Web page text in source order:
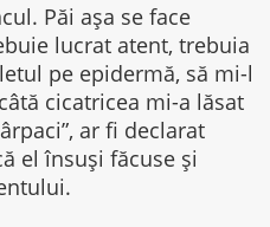
Păi așa se face
lucrat atent, trebuia
pe epidermă, să mi-l
cicatricea mi-a lăsat
ar fi declarat
el însuși făcuse și